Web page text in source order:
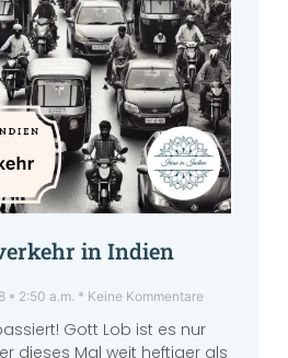
in Indien
2:50 a.m. Keine Kommentare
Gott Lob ist es nur
dieses Mal weit heftiger als